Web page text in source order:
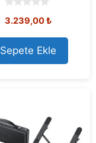
o
t
o
f
5
3.239,00₺
Sepete Ekle